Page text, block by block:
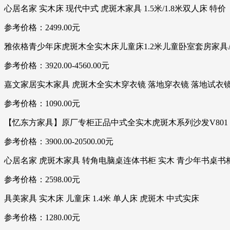
心居名家 实木床 现代中式 虎斑木家具 1.5米/1.8米双人床 特价
参考价格：2499.00元
雅依格青少年床虎斑木全实木床儿童床1.2米儿童卧室套房家具
参考价格：3920.00-4560.00元
嘉文家居实木家具 虎斑木全实木穿衣镜 落地穿衣镜 落地试衣
参考价格：1090.00元
【忆东方家具】原厂专柜正品中式全实木虎斑木系列沙发V801
参考价格：3900.00-20500.00元
心居名家 虎斑木家具 转角电脑桌连体书柜 实木 青少年书桌书
参考价格：2598.00元
具美家具 实木床 儿童床 1.4米 单人床 虎斑木 中式实床
参考价格：1280.00元